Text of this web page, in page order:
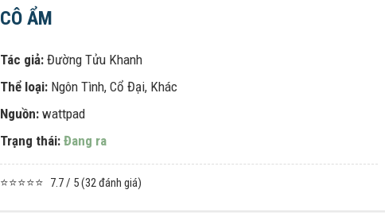
CÔ ẨM
Tác giả: Đường Tửu Khanh
Thể loại: Ngôn Tình, Cổ Đại, Khác
Nguồn: wattpad
Trạng thái: Đang ra
⭐⭐⭐⭐⭐ 7.7 / 5 (32 đánh giá)